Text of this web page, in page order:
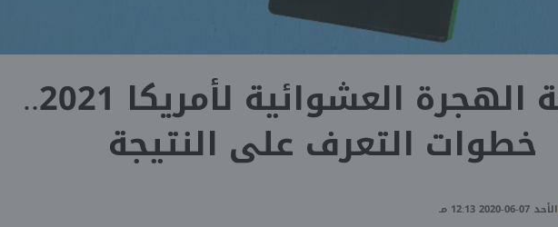
نتيجة الهجرة العشوائية لأمريكا 2021..
خطوات التعرف على النتيجة
الأحد 07-06-2020 12:13 مـ